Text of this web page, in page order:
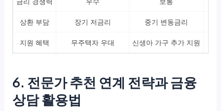
상환 부담 장기 저금리 중기 변동금리
지원 혜택 무주택자 우대 신생아 가구 추가 지원
6. 전문가 추천 연계 전략과 금융
상담 활용법